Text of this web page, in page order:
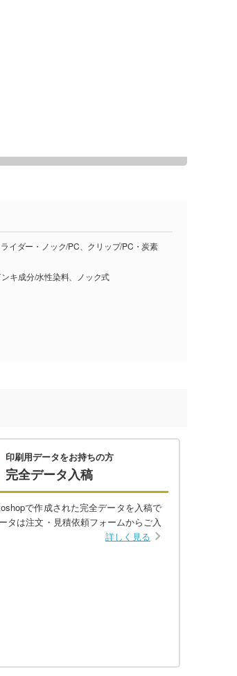
イダー・ノック/PC、クリップ/PC・炭素
キ成分/水性染料、ノック式
印刷用データをお持ちの方
完全データ入稿
で作成された完全データを入稿で
タは注文・見積依頼フォームからご入
詳しく見る